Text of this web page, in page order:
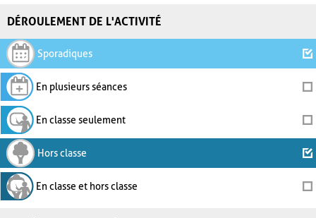
DÉROULEMENT DE L'ACTIVITÉ
Sporadiques
En plusieurs séances
En classe seulement
Hors classe
En classe et hors classe